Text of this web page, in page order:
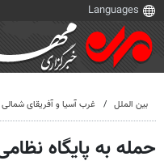
بین الملل غرب آسیا و آفریقای شمالی
حمله به پایگاه